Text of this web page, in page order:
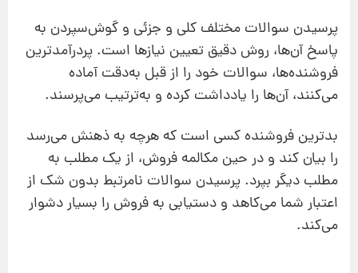
پرسیدن سوالات مختلف کلی و جزئی و گوش‌سپردن به
پاسخ آن‌ها، روش دقیق تعیین نیازها است. پردرآمدترین
فروشنده‌ها، سوالات خود را از قبل به‌دقت آماده
می‌کنند، آن‌ها را یادداشت کرده و به‌ترتیب می‌پرسند.
بدترین فروشنده کسی است که هرچه به ذهنش می‌رسد
را بیان کند و در حین مکالمه فروش، از یک مطلب به
مطلب دیگر بپرد. پرسیدن سوالات نامرتبط بدون شک از
اعتبار شما می‌کاهد و دستیابی به فروش را بسیار دشوار
می‌کند.